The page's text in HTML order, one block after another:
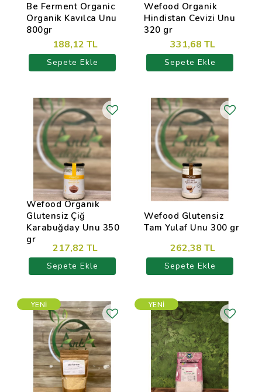
Be Ferment Organic
Organik Kavılca Unu
800gr
188,12 TL
Sepete Ekle
Wefood Organik
Hindistan Cevizi Unu
320 gr
331,68 TL
Sepete Ekle
Wefood Organik
Glutensiz Çiğ
Karabuğday Unu 350
gr
217,82 TL
Sepete Ekle
Wefood Glutensiz
Tam Yulaf Unu 300 gr
262,38 TL
Sepete Ekle
YENI YENI